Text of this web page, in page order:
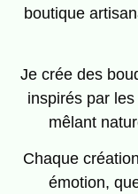
boutique
Je crée des
inspirés par les
mêlant
Chaque
émotion,